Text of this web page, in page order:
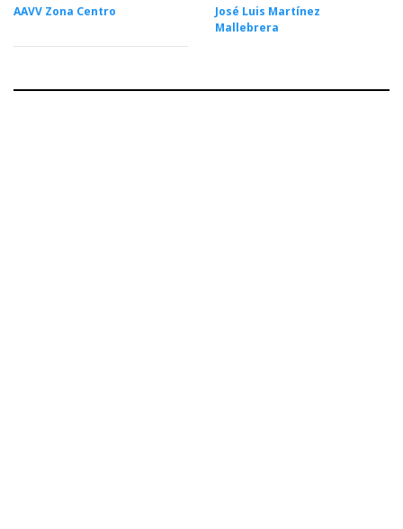
AAVV Zona Centro
José Luis Martínez
Mallebrera